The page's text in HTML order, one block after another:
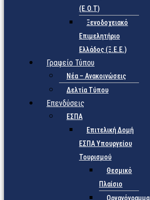
(Ε.Ο.Τ)
Ξενοδοχειακό
Επιμελητήριο
Ελλάδος (Ξ.Ε.Ε.)
Γραφείο Τύπου
Νέα – Ανακοινώσεις
Δελτία Τύπου
Επενδύσεις
ΕΣΠΑ
Επιτελική Δομή
ΕΣΠΑ Υπουργείου
Τουρισμού
Θεσμικό
Πλαίσιο
Οργανόγραμμα